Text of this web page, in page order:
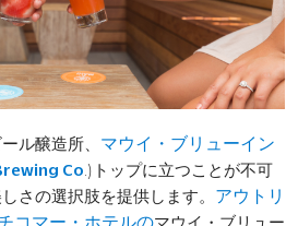
ル醸造所、
マウイ・ブリューイン
Co.)トップに立つことが不可
さの選択肢を提供します。
アウトリ
コマー・ホテルの